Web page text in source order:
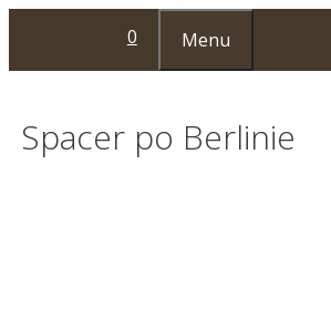
treści
0 Menu
Spacer po Berlinie